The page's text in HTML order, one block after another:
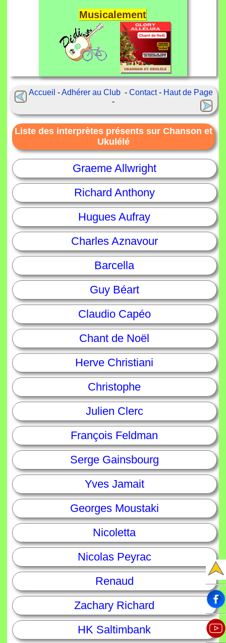
Musicalement
Accueil -Adhérer au Club- Contact- Haut de Page
-
Liste des interprètes présents sur Chanson et
Ukulélé
Graeme Allwright
Richard Anthony
Hugues Aufray
Charles Aznavour
Barcella
Guy Béart
Claudio Capéo
Chant de Noël
Herve Christiani
Christophe
Julien Clerc
François Feldman
Serge Gainsbourg
Yves Jamait
Georges Moustaki
Nicoletta
Nicolas Peyrac
Renaud
Zachary Richard
HK Saltimbank